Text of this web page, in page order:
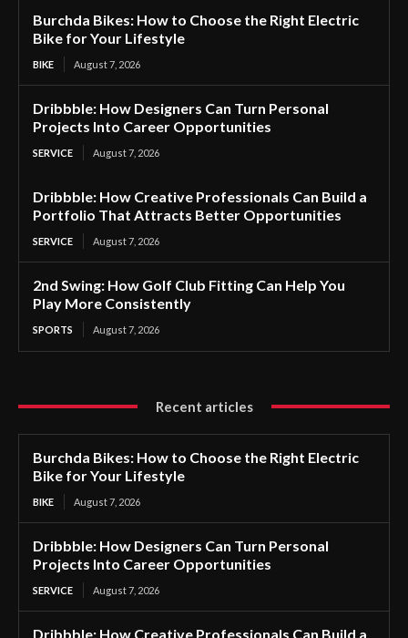
Burchda Bikes: How to Choose the Right Electric
Bike for Your Lifestyle
BIKE August 7, 2026
Dribbble: How Designers Can Turn Personal
Projects Into Career Opportunities
SERVICE August 7, 2026
Dribbble: How Creative Professionals Can Build a
Portfolio That Attracts Better Opportunities
SERVICE August 7, 2026
2nd Swing: How Golf Club Fitting Can Help You
Play More Consistently
SPORTS August 7, 2026
Recent articles
Burchda Bikes: How to Choose the Right Electric
Bike for Your Lifestyle
BIKE August 7, 2026
Dribbble: How Designers Can Turn Personal
Projects Into Career Opportunities
SERVICE August 7, 2026
Dribbble: How Creative Professionals Can Build a